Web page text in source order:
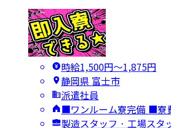
時給1,500円〜1,875円
静岡県 富士市
派遣社員
■ワンルーム寮完備 ■寮
製造スタッフ · 工場スタ